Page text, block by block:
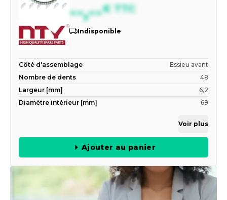
--,--€ TTC
Indisponible
Côté d'assemblage
Essieu avant
Nombre de dents
48
Largeur [mm]
6,2
Diamètre intérieur [mm]
69
Voir plus
Ajouter au panier